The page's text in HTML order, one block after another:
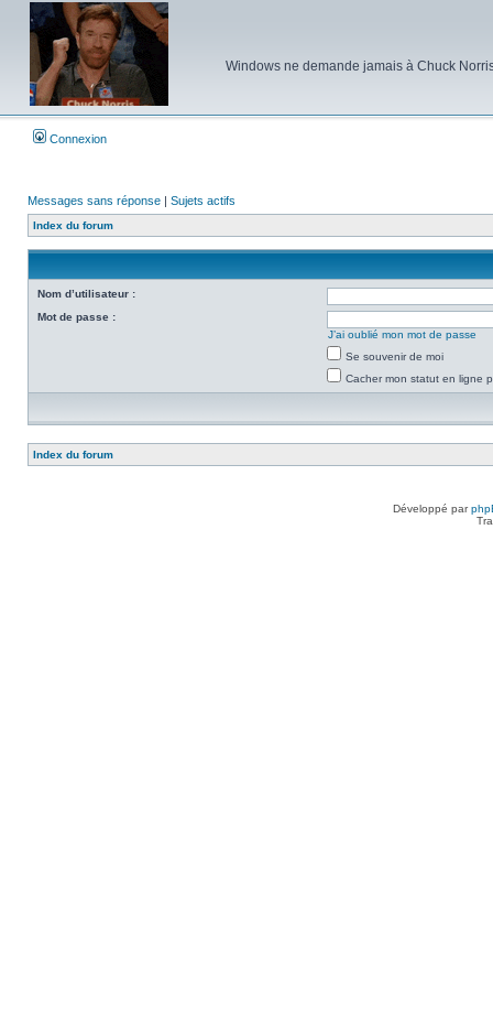
Windows ne demande jamais à Chuck
Connexion
Messages sans réponse | Sujets actifs
Index du forum
Nom d’utilisateur :
Mot de passe :
J’ai oublié mon mot de passe
Se souvenir de moi
Cacher mon statut en ligne
Index du forum
Développé par